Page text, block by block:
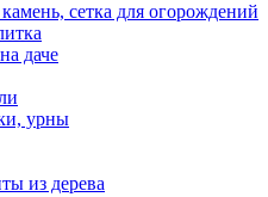
сетка для огорождений
даче
урны
из дерева